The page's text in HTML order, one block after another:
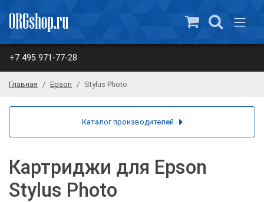
+7 495 971-77-28
Главная Epson Stylus Photo
Картриджи для Epson
Stylus Photo